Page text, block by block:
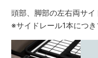
頭部、脚部の左右両サイ
※サイドレール1本につき